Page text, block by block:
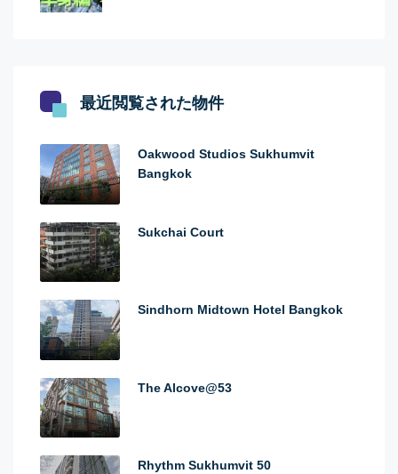
最近閲覧された物件
Oakwood Studios Sukhumvit
Bangkok
Sukchai Court
Sindhorn Midtown Hotel Bangkok
The Alcove@53
Rhythm Sukhumvit 50